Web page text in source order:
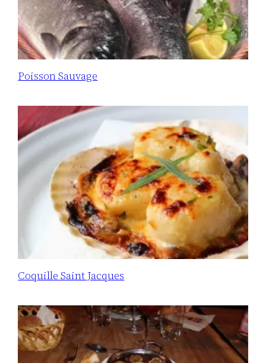
Poisson Sauvage
Coquille Saint Jacques